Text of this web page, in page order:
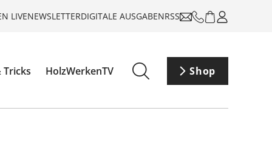
LIVENEWSLETTERDIGITALE AUSGABENRSS
Tricks HolzWerkenTV Shop